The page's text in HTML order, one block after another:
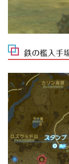
鉄の檻入手